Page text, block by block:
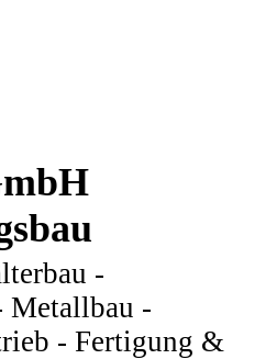
-
Metallbau -
- Fertigung &